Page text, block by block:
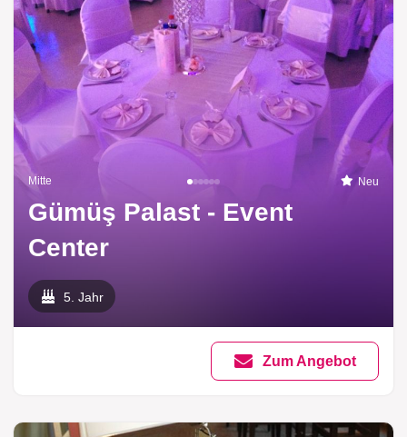
Mitte Neu
Gümüş Palast - Event
Center
5. Jahr
Zum Angebot